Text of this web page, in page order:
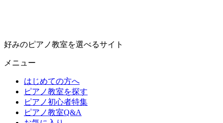
好みのピアノ教室を選べるサイト
メニュー
はじめての方へ
ピアノ教室を探す
ピアノ初心者特集
ピアノ教室Q&A